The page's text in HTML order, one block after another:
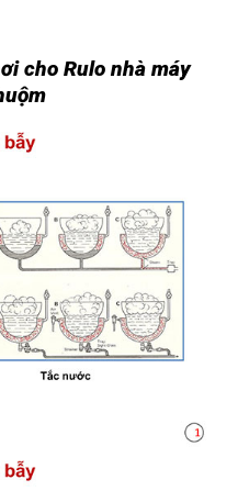
cho Rulo nhà máy